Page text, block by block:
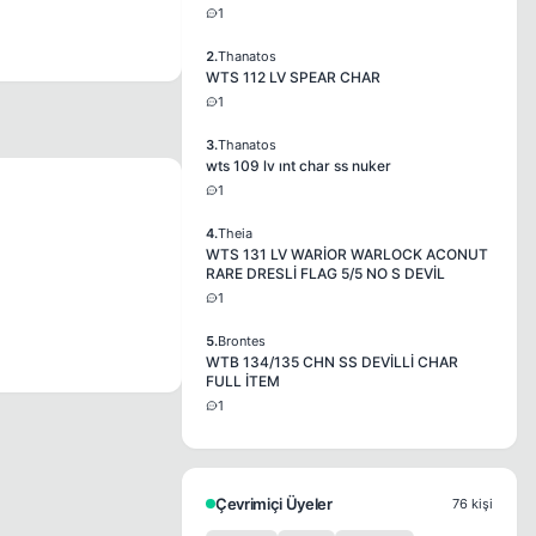
1
2.Thanatos
WTS 112 LV SPEAR CHAR
1
3.Thanatos
wts 109 lv ınt char ss nuker
1
4.Theia
WTS 131 LV WARİOR WARLOCK ACONUT
RARE DRESLİ FLAG 5/5 NO S DEVİL
1
5.Brontes
WTB 134/135 CHN SS DEVİLLİ CHAR
FULL İTEM
1
Çevrimiçi Üyeler 76 kişi